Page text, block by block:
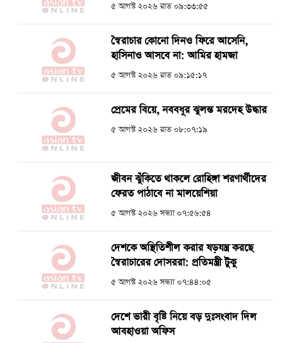
৫ আগস্ট ২০২৬ রাত ০৯:৩৩:৫৫
স্বৈরাচার কোনো দিনও ফিরে আসেনি,
হাসিনাও আসবে না: আমির হামজা
৫ আগস্ট ২০২৬ রাত ০৯:১৫:১৭
প্রেমের বিয়ে, নববধূর ঝুলন্ত মরদেহ উদ্ধার
৫ আগস্ট ২০২৬ রাত ০৮:০৭:১৯
জীবন ঝুঁকিতে থাকলে রোহিঙ্গা শরণার্থীদের
ফেরত পাঠাবে না মালয়েশিয়া
৫ আগস্ট ২০২৬ সন্ধ্যা ০৭:৫৬:৫৪
দেশকে অস্থিতিশীল করার ষড়যন্ত্র করছে
স্বৈরাচারের দোসররা: প্রতিমন্ত্রী টুকু
৫ আগস্ট ২০২৬ সন্ধ্যা ০৭:৪৪:০৫
দেশে ভারী বৃষ্টি নিয়ে বড় দুঃসংবাদ দিল
আবহাওয়া অফিস